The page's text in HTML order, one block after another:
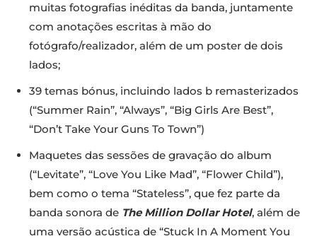
muitas fotografias inéditas da banda, juntamente
com anotações escritas à mão do
fotógrafo/realizador, além de um poster de dois
lados;
39 temas bónus, incluindo lados b remasterizados
(“Summer Rain”, “Always”, “Big Girls Are Best”,
“Don’t Take Your Guns To Town”)
Maquetes das sessões de gravação do album
(“Levitate”, “Love You Like Mad”, “Flower Child”),
bem como o tema “Stateless”, que fez parte da
banda sonora de The Million Dollar Hotel, além de
uma versão acústica de “Stuck In A Moment You